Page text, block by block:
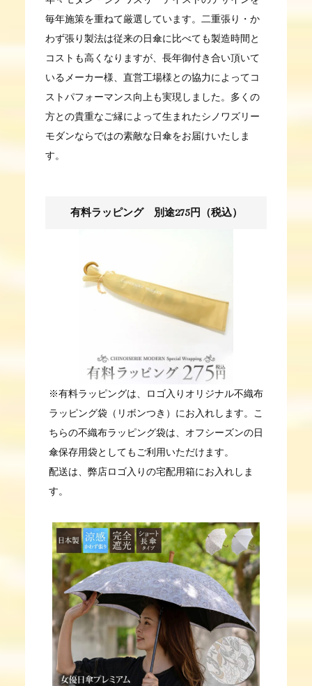
毎年施策を重ねて厳選しています。二重張り・か
わず張り製法は従来の日傘に比べても製造時間と
コストも高くなりますが、長年御付き合い頂いて
いるメーカー様、直営工場様との協力によってコ
ストパフォーマンス向上も実現しました。多くの
方との貴重なご縁によって生まれたシノワズリー
モダンならではの素敵な日傘をお届けいたしま
す。
有料ラッピング 別途275円（税込）
※有料ラッピングは、ロゴ入りオリジナル不織布
ラッピング袋（リボンつき）にお入れします。こ
ちらの不織布ラッピング袋は、オフシーズンの日
傘保存用袋としてもご利用いただけます。
配送は、弊店ロゴ入りの宅配用箱にお入れしま
す。